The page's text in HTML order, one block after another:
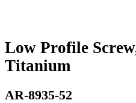
Low Profile
Titanium
AR-8935-52